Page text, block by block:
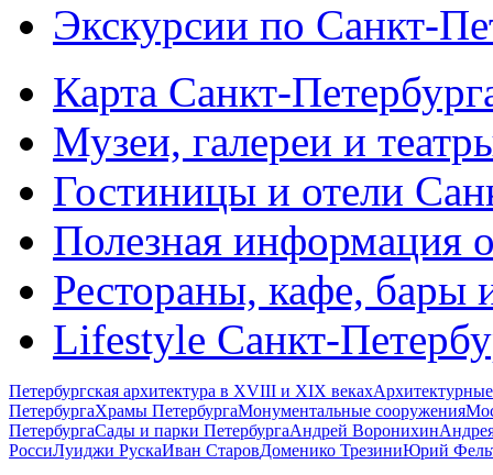
Экскурсии по Санкт-
Карта Санкт-
Музеи, галереи и
Гостиницы и отели
Полезная информация
Рестораны, кафе, бары
Lifestyle Санкт-
Петербургская архитектура в XVIII и XIX веках
ПетербургаХрамы ПетербургаМонументальные сооружения
ПетербургаСады и парки ПетербургаАндрей Воронихин
РоссиЛуиджи РускаИван СтаровДоменико ТрезиниЮрий